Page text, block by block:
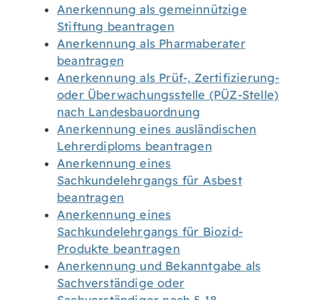
Anerkennung als gemeinnützige
Stiftung beantragen
Anerkennung als Pharmaberater
beantragen
Anerkennung als Prüf-, Zertifizierung-
oder Überwachungsstelle (PÜZ-Stelle)
nach Landesbauordnung
Anerkennung eines ausländischen
Lehrerdiploms beantragen
Anerkennung eines
Sachkundelehrgangs für Asbest
beantragen
Anerkennung eines
Sachkundelehrgangs für Biozid-
Produkte beantragen
Anerkennung und Bekanntgabe als
Sachverständige oder